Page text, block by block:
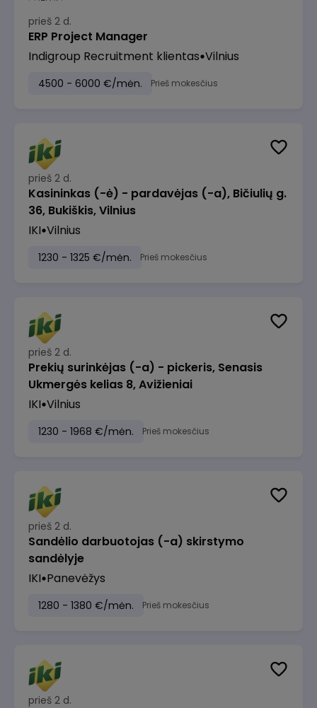
prieš 2 d.
ERP Project Manager
Indigroup Recruitment klientas Vilnius
4500 - 6000 €/mėn. Prieš mokesčius
prieš 2 d.
Kasininkas (-ė) - pardavėjas (-a), Bičiulių g.
36, Bukiškis, Vilnius
IKI Vilnius
1230 - 1325 €/mėn. Prieš mokesčius
prieš 2 d.
Prekių surinkėjas (-a) - pickeris, Senasis
Ukmergės kelias 8, Avižieniai
IKI Vilnius
1230 - 1968 €/mėn. Prieš mokesčius
prieš 2 d.
Sandėlio darbuotojas (-a) skirstymo
sandėlyje
IKI Panevėžys
1280 - 1380 €/mėn. Prieš mokesčius
prieš 2 d.